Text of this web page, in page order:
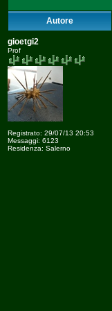
Autore
gioetgi2
Prof
Registrato: 29/07/13 20:53
Messaggi: 6123
Residenza: Salerno